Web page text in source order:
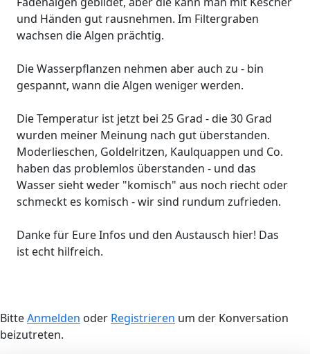
und Händen gut rausnehmen. Im Filtergraben
wachsen die Algen prächtig.
Die Wasserpflanzen nehmen aber auch zu - bin
gespannt, wann die Algen weniger werden.
Die Temperatur ist jetzt bei 25 Grad - die 30 Grad
wurden meiner Meinung nach gut überstanden.
Moderlieschen, Goldelritzen, Kaulquappen und Co.
haben das problemlos überstanden - und das
Wasser sieht weder "komisch" aus noch riecht oder
schmeckt es komisch - wir sind rundum zufrieden.
Danke für Eure Infos und den Austausch hier! Das
ist echt hilfreich.
BitteAnmelden oder Registrieren um der Konversation
beizutreten.